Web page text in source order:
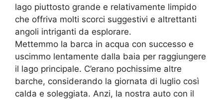
lago piuttosto grande e relativamente limpido
che offriva molti scorci suggestivi e altrettanti
angoli intriganti da esplorare.
Mettemmo la barca in acqua con successo e
uscimmo lentamente dalla baia per raggiungere
il lago principale. C’erano pochissime altre
barche, considerando la giornata di luglio così
calda e soleggiata. Anzi, la nostra auto con il